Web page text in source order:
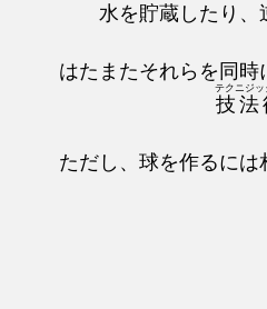
水を貯蔵したり、
はたまたそれらを同時
技法
テクニジッ
ただし、球を作るに